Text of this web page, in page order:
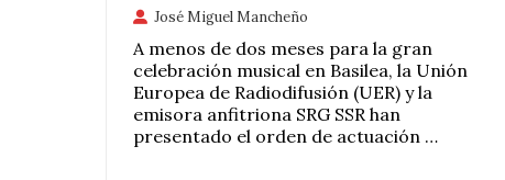
José Miguel Mancheño
A menos de dos meses para la gran
celebración musical en Basilea, la Unión
Europea de Radiodifusión (UER) y la
emisora anfitriona SRG SSR han
presentado el orden de actuación …